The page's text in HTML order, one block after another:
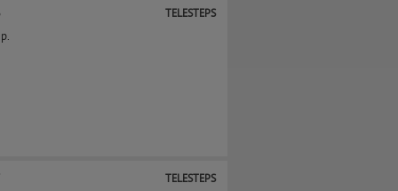
TELESTEPS
TELESTEPS